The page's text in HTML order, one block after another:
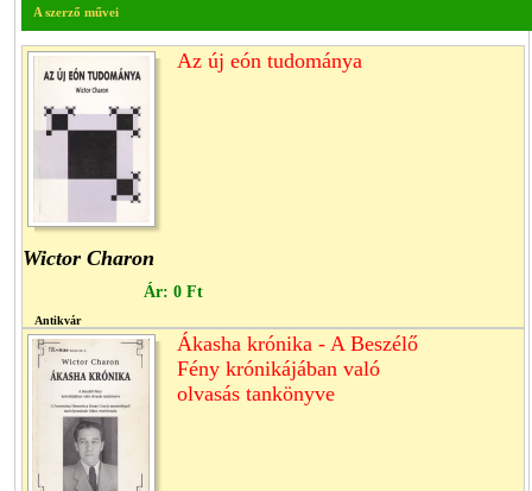
A szerző művei
Az új eón tudománya
Wictor Charon
Ár: 0 Ft
Antikvár
Ákasha krónika - A Beszélő
Fény krónikájában való
olvasás tankönyve